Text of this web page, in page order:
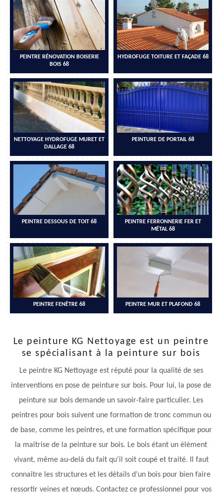
PEINTRE RÉNOVATION BOISERIE
BOIS 68
HYDROFUGE TOITURE ET FAÇADE 68
NETTOYAGE HYDROFUGE MURET ET
DALLAGE 68
PEINTURE DE PORTAIL 68
PEINTRE DESSOUS DE TOIT 68
PEINTRE FERRONNERIE FER ET
MÉTAL 68
PEINTRE FENÊTRE 68 PEINTRE MUR ET PLAFOND 68
Le peinture KG Nettoyage est un peintre
se spécialisant à la peinture sur bois
Le peintre KG Nettoyage est réputé pour la qualité de ses
interventions en pose de peinture sur bois. Pour lui, la pose de
peinture sur bois demande un savoir-faire particulier. Les
peintres pour bois suivent une formation de tronc commun ou
de base, comme les peintres, et une formation spécifique pour
la maîtrise de la peinture sur bois. Le bois étant un élément
vivant, même au-delà du fait qu’il soit coupé et traité. Il faut
connaitre les structures et les détails d’un bois pour bien faire
ressortir veines et nœuds. Contactez ce professionnel pour vos